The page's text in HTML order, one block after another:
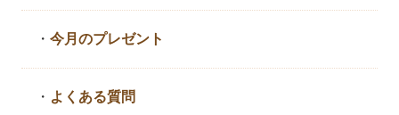
・今月のプレゼント
・ よくある質問